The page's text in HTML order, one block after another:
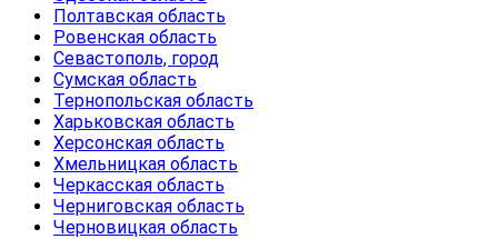
Полтавская область
Ровенская область
Севастополь, город
Сумская область
Тернопольская область
Харьковская область
Херсонская область
Хмельницкая область
Черкасская область
Черниговская область
Черновицкая область